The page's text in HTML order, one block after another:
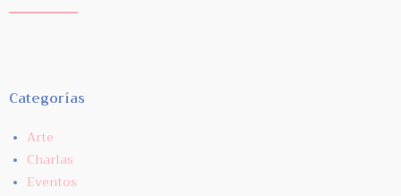
Categorías
Arte
Charlas
Eventos